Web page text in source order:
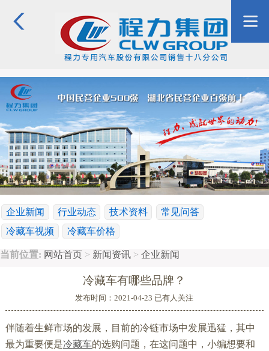
企业新闻 行业动态 技术资料
常见问答
冷藏车视频
冷藏车价格
当前位置: 网站首页 > 新闻资讯 > 企业新闻
冷藏车有哪些品牌？
发布时间：2021-04-23 已有人关注
伴随着生鲜市场的发展，目前的冷链市场中发展迅猛，其中
最为重要便是冷藏车的选购问题，在这问题中，小编想要和